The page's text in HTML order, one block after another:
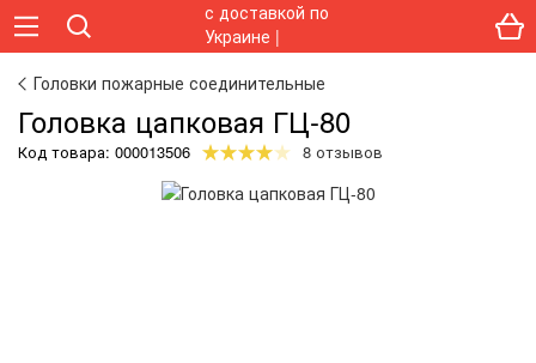
Головки пожарные соединительные
Головка цапковая ГЦ-80
Код товара: 000013506 8 отзывов